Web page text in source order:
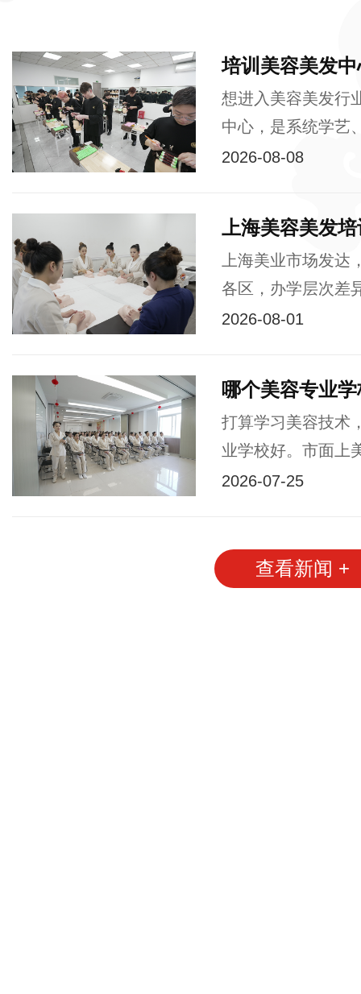
培训美容美发
想进入美容美发行
中心，是系统学艺
2026-08-08
上海美容美发
上海美业市场发
各区，办学层次差
2026-08-01
哪个美容专业
打算学习美容技术
业学校好。市面上
2026-07-25
查看新闻 +